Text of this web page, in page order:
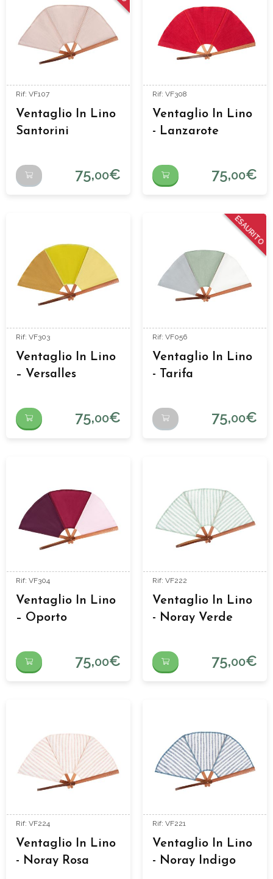
Rif: VF107
Ventaglio In Lino
Santorini
75,00€
Rif: VF308
Ventaglio In Lino
- Lanzarote
75,00€
Rif: VF303
Ventaglio In Lino
– Versalles
75,00€
ESAURITO
Rif: VF056
Ventaglio In Lino
- Tarifa
75,00€
Rif: VF304
Ventaglio In Lino
– Oporto
75,00€
Rif: VF222
Ventaglio In Lino
- Noray Verde
75,00€
Rif: VF224
Ventaglio In Lino
- Noray Rosa
Rif: VF221
Ventaglio In Lino
- Noray Indigo